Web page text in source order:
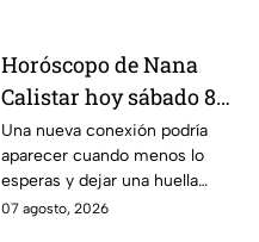
Horóscopo de Nana
Calistar hoy sábado 8
de agosto del 2026 para
cada signo; una
conexión inesperada
podría transformar tus
Una nueva conexión podría
aparecer cuando menos lo
esperas y dejar una huella
importante.
07 agosto, 2026